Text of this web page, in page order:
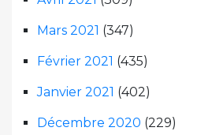
Mars 2021 (347)
Février 2021 (435)
Janvier 2021 (402)
Décembre 2020 (229)